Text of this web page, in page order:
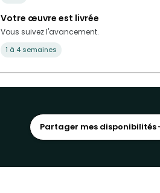
Votre œuvre est livrée
Vous suivez l'avancement.
1 à 4 semaines
Partager mes disponibilités